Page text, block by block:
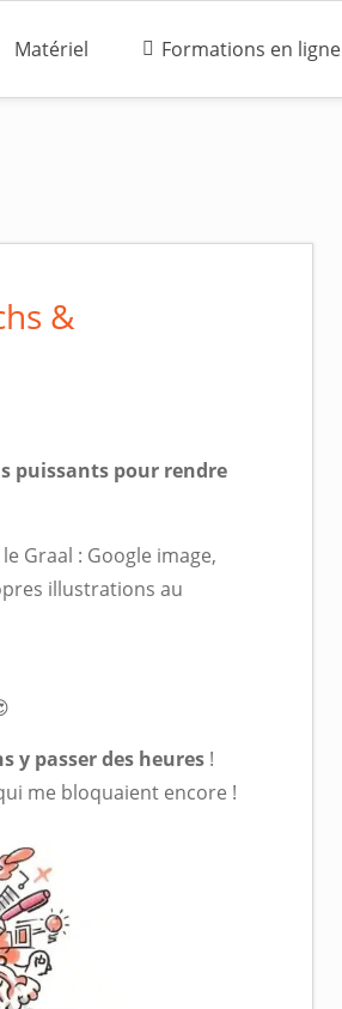
Matériel Formations en ligne
&
puissants pour rendre
Graal : Google image,
illustrations au
y passer des heures !
me bloquaient encore !